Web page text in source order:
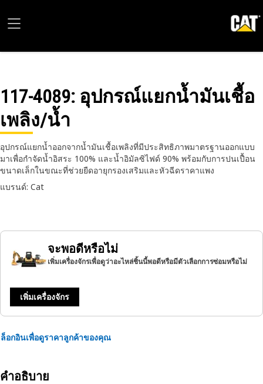
117-4089: อุปกรณ์แยกน้ำมันเชื้อ
เพลิง/น้ำ
อุปกรณ์แยกน้ำออกจากน้ำมันเชื้อเพลิงที่มีประสิทธิภาพมาตรฐานออกแบบ
มาเพื่อกำจัดน้ำอิสระ 100% และน้ำอิมัลซิไฟด์ 90% พร้อมกับการปนเปื้อน
ขนาดเล็กในขณะที่ช่วยยืดอายุกรองเสริมและหัวฉีดราคาแพง
แบรนด์: Cat
จะพอดีหรือไม่
เพิ่มเครื่องจักรเพื่อดูว่าอะไหล่ชิ้นนี้พอดีหรือมีตัวเลือกการซ่อมหรือไม่
เพิ่มเครื่องจักร
ล็อกอินเพื่อดูราคาลูกค้าของคุณ
คำอธิบาย